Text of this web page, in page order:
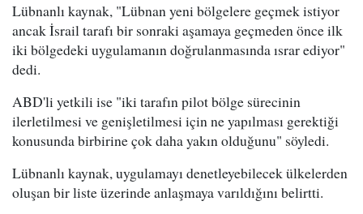
Lübnanlı kaynak, "Lübnan yeni bölgelere geçmek istiyor
ancak İsrail tarafı bir sonraki aşamaya geçmeden önce ilk
iki bölgedeki uygulamanın doğrulanmasında ısrar ediyor"
dedi.
ABD'li yetkili ise "iki tarafın pilot bölge sürecinin
ilerletilmesi ve genişletilmesi için ne yapılması gerektiği
konusunda birbirine çok daha yakın olduğunu" söyledi.
Lübnanlı kaynak, uygulamayı denetleyebilecek ülkelerden
oluşan bir liste üzerinde anlaşmaya varıldığını belirtti.